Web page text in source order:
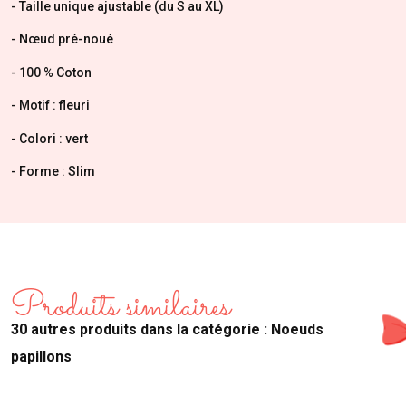
- Taille unique ajustable (du S au XL)
- Nœud pré-noué
- 100 % Coton
- Motif : fleuri
- Colori : vert
- Forme : Slim
Produits similaires
30 autres produits dans la catégorie : Noeuds
papillons